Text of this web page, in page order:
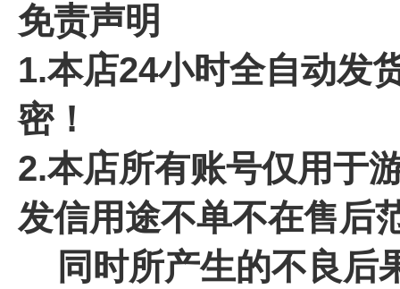
免责声明
1.本店24小时全自动发
密！
2.本店所有账号仅用于
发信用途不单不在售后
同时所产生的不良后